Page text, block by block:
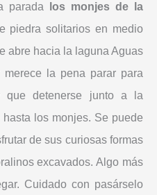
parada
los monjes de la
piedra solitarios en medio
abre hacia la laguna Aguas
la pena parar para
que detenerse junto a la
los monjes. Se puede
de sus curiosas formas
excavados. Algo más
Cuidado con pasárselo